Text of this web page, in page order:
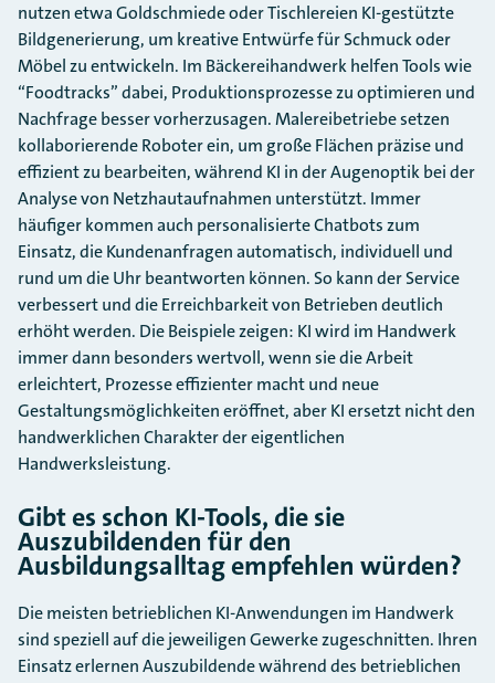
nutzen etwa Goldschmiede oder Tischlereien KI-gestützte
Bildgenerierung, um kreative Entwürfe für Schmuck oder
Möbel zu entwickeln. Im Bäckereihandwerk helfen Tools wie
“Foodtracks” dabei, Produktionsprozesse zu optimieren und
Nachfrage besser vorherzusagen. Malereibetriebe setzen
kollaborierende Roboter ein, um große Flächen präzise und
effizient zu bearbeiten, während KI in der Augenoptik bei der
Analyse von Netzhautaufnahmen unterstützt. Immer
häufiger kommen auch personalisierte Chatbots zum
Einsatz, die Kundenanfragen automatisch, individuell und
rund um die Uhr beantworten können. So kann der Service
verbessert und die Erreichbarkeit von Betrieben deutlich
erhöht werden. Die Beispiele zeigen: KI wird im Handwerk
immer dann besonders wertvoll, wenn sie die Arbeit
erleichtert, Prozesse effizienter macht und neue
Gestaltungsmöglichkeiten eröffnet, aber KI ersetzt nicht den
handwerklichen Charakter der eigentlichen
Handwerksleistung.
Gibt es schon KI-Tools, die sie
Auszubildenden für den
Ausbildungsalltag empfehlen würden?
Die meisten betrieblichen KI-Anwendungen im Handwerk
sind speziell auf die jeweiligen Gewerke zugeschnitten. Ihren
Einsatz erlernen Auszubildende während des betrieblichen